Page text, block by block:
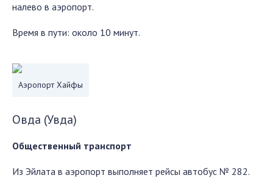
налево в аэропорт.
Время в пути: около 10 минут.
Аэропорт Хайфы
Овда (Увда)
Общественный транспорт
Из Эйлата в аэропорт выполняет рейсы автобус № 282.